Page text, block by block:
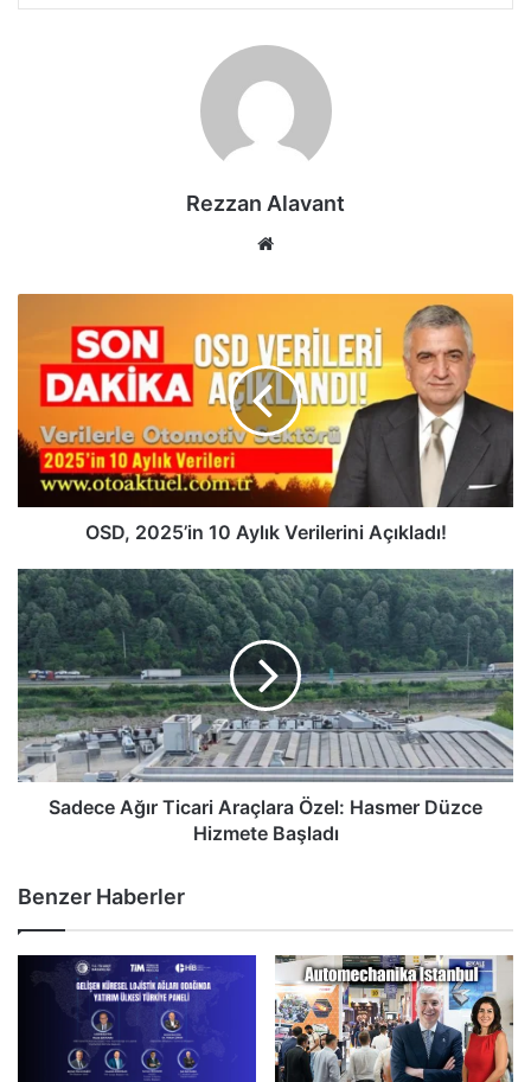
Rezzan Alavant
Aylık
Verilerini
Açıkladı!
OSD, 2025’in 10 Aylık Verilerini Açıkladı!
Sadece
Ağır
Ticari
Araçlara
Özel:
Hasmer
Düzce
Hizmete
Başladı
Sadece Ağır Ticari Araçlara Özel: Hasmer Düzce
Hizmete Başladı
Benzer Haberler